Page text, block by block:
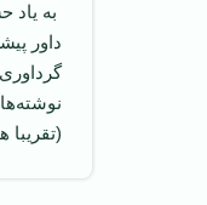
به
داور